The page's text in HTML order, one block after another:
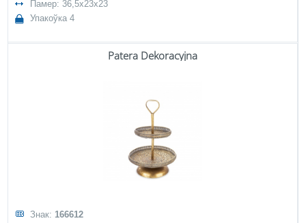
Памер: 36,5x23x23
Упакоўка 4
Patera Dekoracyjna
Знак: 166612